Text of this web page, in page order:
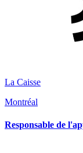
La Caisse
Montréal
Responsable de